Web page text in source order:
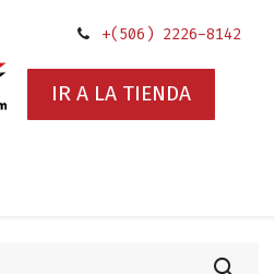
+(506) 2226-8142
IR A LA TIENDA